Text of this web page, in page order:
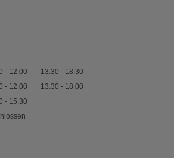
- 12:00 13:30 - 18:30
- 12:00 13:30 - 18:00
- 15:30